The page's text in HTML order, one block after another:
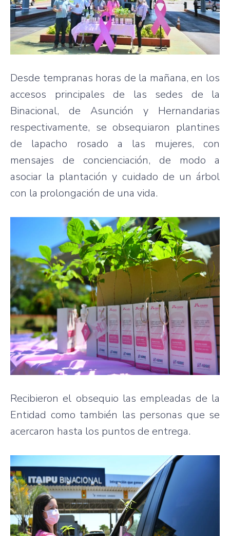
Desde tempranas horas de la mañana, en los
accesos principales de las sedes de la
Binacional, de Asunción y Hernandarias
respectivamente, se obsequiaron plantines
de lapacho rosado a las mujeres, con
mensajes de concienciación, de modo a
asociar la plantación y cuidado de un árbol
con la prolongación de una vida.
Recibieron el obsequio las empleadas de la
Entidad como también las personas que se
acercaron hasta los puntos de entrega.